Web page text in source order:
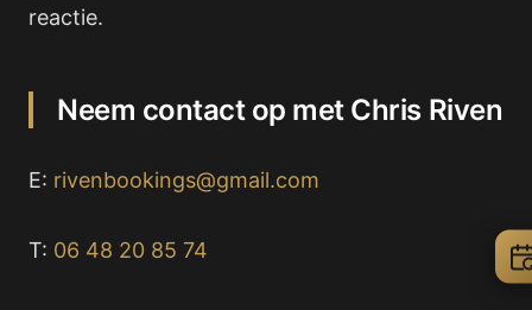
reactie.
Neem contact op met Chris Riven
E: rivenbookings@gmail.com
T: 06 48 20 85 74